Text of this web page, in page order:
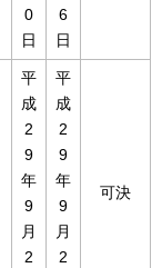
0
日
6
日
平
成
2
9
年
9
月
2
平
成
2
9
年
9
月
2
可決